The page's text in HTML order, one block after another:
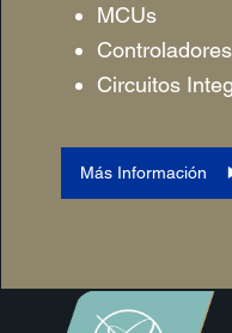
MCUs
Circuitos
Más Información